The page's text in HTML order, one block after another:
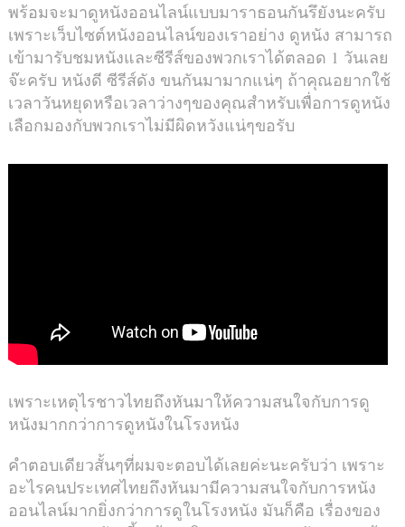
พร้อมจะมาดูหนังออนไลน์แบบมาราธอนกันรึยังนะครับ
เพราะเว็บไซต์หนังออนไลน์ของเราอย่าง ดูหนัง สามารถ
เข้ามารับชมหนังและซีรีส์ของพวกเราได้ตลอด 1 วันเลย
จ๊ะครับ หนังดี ซีรีส์ดัง ขนกันมามากแน่ๆ ถ้าคุณอยากใช้
เวลาวันหยุดหรือเวลาว่างๆของคุณสำหรับเพื่อการดูหนัง
เลือกมองกับพวกเราไม่มีผิดหวังแน่ๆขอรับ
เพราะเหตุไรชาวไทยถึงหันมาให้ความสนใจกับการดู
หนังมากกว่าการดูหนังในโรงหนัง
คำตอบเดียวสั้นๆที่ผมจะตอบได้เลยค่ะนะครับว่า เพราะ
อะไรคนประเทศไทยถึงหันมามีความสนใจกับการหนัง
ออนไลน์มากยิ่งกว่าการดูในโรงหนัง มันก็คือ เรื่องของ